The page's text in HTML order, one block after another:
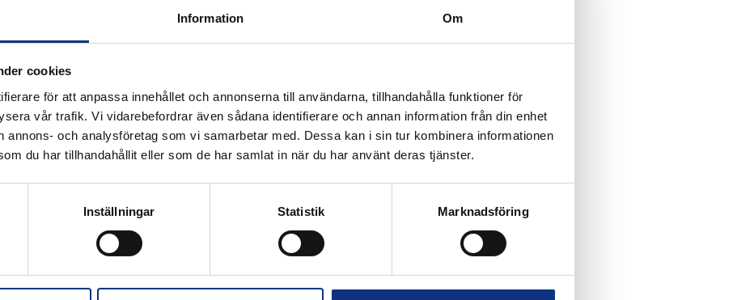
Information Om
cookies
för att anpassa innehållet och annonserna till användarna, tillhandahålla funktioner för
vår trafik. Vi vidarebefordrar även sådana identifierare och annan information från din enhet
annons- och analysföretag som vi samarbetar med. Dessa kan i sin tur kombinera informationen
du har tillhandahållit eller som de har samlat in när du har använt deras tjänster.
Inställningar Statistik Marknadsföring